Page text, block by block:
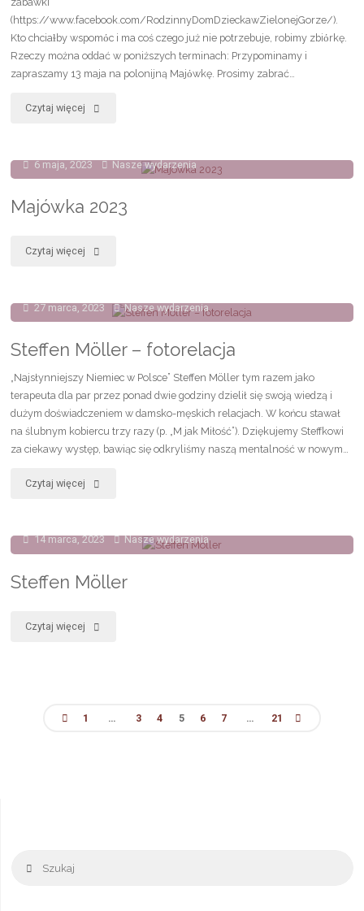
(https://www.facebook.com/RodzinnyDomDzieckawZielonejGorze/).
Kto chciaɫby wspomόc i ma coś czego już nie potrzebuje, robimy zbiόrkę.
Rzeczy można oddać w poniższych terminach: Przypominamy i
zapraszamy 13 maja na polonijną Majόwkę. Prosimy zabrać…
Czytaj więcej "Pomagamy"
6 maja, 2023 Nasze wydarzenia
Majówka 2023
Czytaj więcej "Majówka
27 marca, 2023 Nasze wydarzenia
Steffen Möller – fotorelacja
„Najsłynniejszy Niemiec w Polsce” Steffen Möller tym razem jako
terapeuta dla par przez ponad dwie godziny dzielił się swoją wiedzą i
dużym doświadczeniem w damsko-męskich relacjach. W końcu stawał
na ślubnym kobiercu trzy razy (p. „M jak Miłość”). Dziękujemy Steffkowi
za ciekawy występ, bawiąc się odkryliśmy naszą mentalność w nowym…
Czytaj więcej "Steffen
–
fotorelacja"
14 marca, 2023 Nasze wydarzenia
Steffen Möller
Czytaj więcej "Steffen
1 … 3 4 5 6 7 … 21
Szukaj